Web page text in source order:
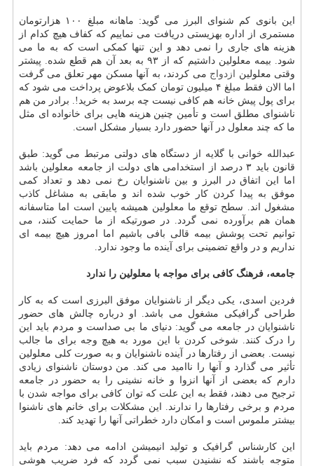
این بانوی کم شنوای البرز می گوید: ماهانه مبلغ ۱۰۰ هزارتومان
مستمری از اداره بهزیستی دریافت می نماییم که کفاف هیچ کدام از
هزینه های جاری را نمی دهد و این تنها کمکی است که به ما می
شود. بیمه معلولین داشتیم که از ۹۳ به بعد آن هم قطع شده. پیشتر
وقتی معلولین
ازدواج می کردند، به آنها مسکن مهر تعلق می گرفت
اما الان فقط مبلغ ۴ میلیون تومان کمک بلاعوض پرداخت می شود که
برای پول پیش خانه هم کافی نیست چه برسد به خرید!. برادر من هم
ناشنوای مطلق است و تأمین چنین هزینه هایی برای خانواده ای مثل
ما که چند معلول در آنها حضور دارد بسیار مشکل است.
عبدالله خوانی با گلایه از دستگاه های دولتی مرتبط می گوید: طبق
قانون باید ۳ درصد از استخدامی های دولت از جامعه معلولین باشد
اما این اتفاق در البرز و بین ناشنوایان رخ نمی دهد و تعداد کمی
موفق به پیدا کردن کار خوب شده اند و مابقی به مشاغل کاذب
مشغول اند. سطح توقع ما معلولین همیشه پایین است اما متاسفانه
همان هم برآورده نمی گردد. در صورتیکه از ما حمایت کنند، می
توانیم تحت پوشش بیمه قالی بافی باشیم اما امروز هیچ بیمه ای
نداریم و در واقع تضمینی برای آینده ما وجود ندارد.
جامعه، فرهنگ کافی برای مواجه با معلولین را ندارد
فردین اسدی، یکی دیگر از ناشنوایان موفق البرزی است که به کار
طراحی گرافیکی مشغول می باشد. او درباره چالش های حضور
ناشنوایان در جامعه می گوید: دنیای ما بی صداست و مردم باید این
را درک کنند. شوخی کردن با این مورد به هیچ وجه برای ما جالب
نیست. بعضی از رفتارها در آینده ناشنوایان و به صورت کلی معلولین
تأثیر می گذارد و آنها را ناامید می کند. من دوستان ناشنوای زیادی
دارم که بعضی از آنها انزوا و خانه نشینی را به حضور در جامعه
ترجیح می دهند، فقط به این علت که توان کافی برای مواجه شدن با
مردم و برخی رفتارها را ندارند. این مشکلات برای خانم های ناشنوا
بیشتر ملموس است و امکان دارد خطراتی آنها را تهدید کند.
این کارشناس گرافیک و تولید انیمیشن ادامه می دهد: مردم باید
متوجه باشند که نشنیدن سبب نمی گردد که فرد ضریب هوشی